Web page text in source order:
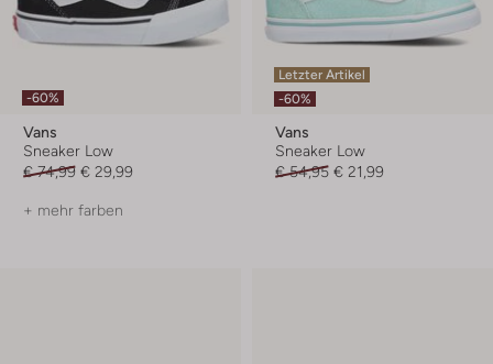
-60%
Vans
Sneaker Low
€ 74,99 € 29,99
+ mehr farben
Letzter Artikel
-60%
Vans
Sneaker Low
€ 54,95 € 21,99